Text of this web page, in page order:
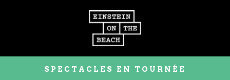
SPECTACLES EN TOURNÉE